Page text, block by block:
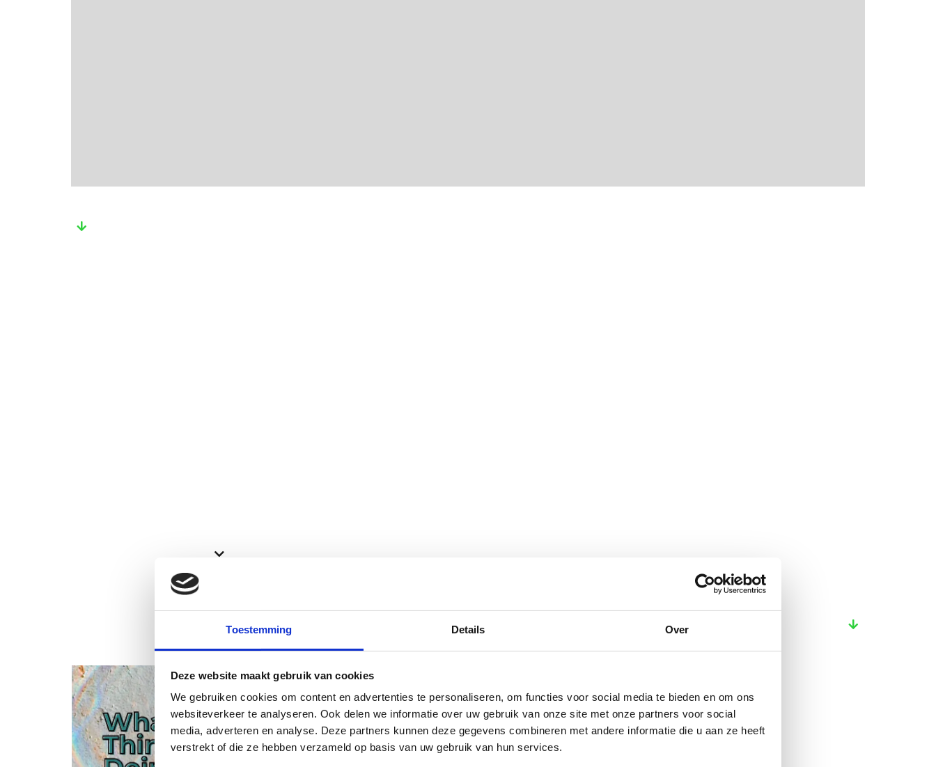
Toestemming Details Over
Deze website maakt gebruik van cookies
We gebruiken cookies om content en advertenties te personaliseren, om functies voor social media te bieden en om ons
websiteverkeer te analyseren. Ook delen we informatie over uw gebruik van onze site met onze partners voor social
media, adverteren en analyse. Deze partners kunnen deze gegevens combineren met andere informatie die u aan ze heeft
verstrekt of die ze hebben verzameld op basis van uw gebruik van hun services.